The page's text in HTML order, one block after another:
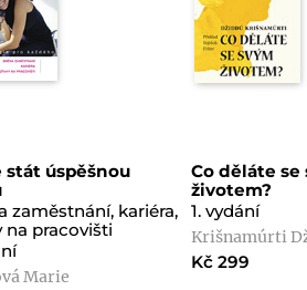
stát úspěšnou
zaměstnání, kariéra,
na pracovišti
Marie
Co děláte se
životem?
1. vydání
Krišnamúrti
Kč 299